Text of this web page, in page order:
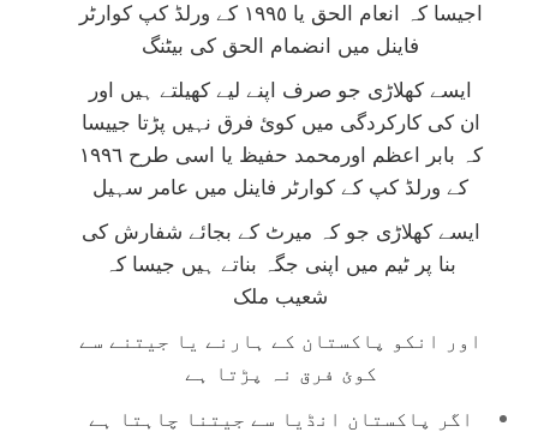
اجیسا کہ انعام الحق یا ١٩٩٥ کے ورلڈ کپ کوارٹر
فاینل میں انضمام الحق کی بیٹنگ
ایسے کھلاڑی جو صرف اپنے لیے کھیلتے ہیں اور
ان کی کارکردگی میں کوئ فرق نہیں پڑتا جییسا
کہ بابر اعظم اورمحمد حفیظ یا اسی طرح ١٩٩٦
کے ورلڈ کپ کے کوارٹر فاینل میں عامر سہیل
ایسے کھلاڑی جو کہ میرٹ کے بجائے شفارش کی
بنا پر ٹیم میں اپنی جگہ بناتے ہیں جیسا کہ
شعیب ملک
اور انکو پاکستان کے ہارنے یا جیتنے سے
کوئ فرق نہ پڑتا ہے
اگر پاکستان انڈیا سے جیتنا چاہتا ہے